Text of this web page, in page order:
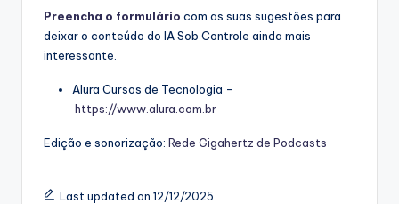
Preencha o formulário com as suas sugestões para
deixar o conteúdo do IA Sob Controle ainda mais
interessante.
Alura Cursos de Tecnologia –
https://www.alura.com.br
Edição e sonorização: Rede Gigahertz de Podcasts
Last updated on 12/12/2025